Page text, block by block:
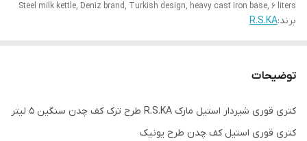
Steel milk kettle, Deniz brand, Turkish design, heavy cast iron base, 6 liters
برند:R.S.KA
توضیحات
کتری قوری شیردار استیل مارک R.S.KA طرح ترک کف چدن سنگین ۵ لیتر
کتری قوری استیل کف چدن طرح یونیک